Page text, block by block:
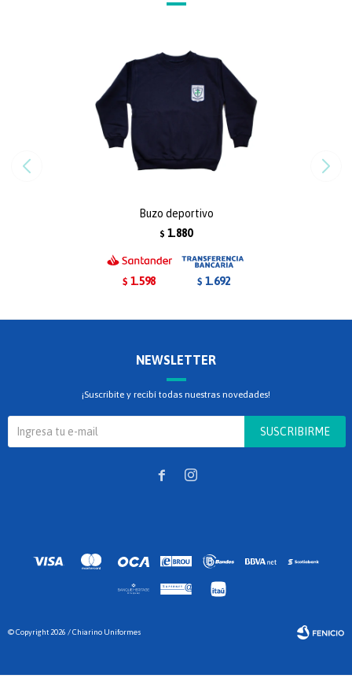
Buzo deportivo
$ 1.880
$ 1.598 $ 1.692
NEWSLETTER
¡Suscribite y recibí todas nuestras novedades!
SUSCRIBIRME
 
© Copyright 2026 / Chiarino Uniformes